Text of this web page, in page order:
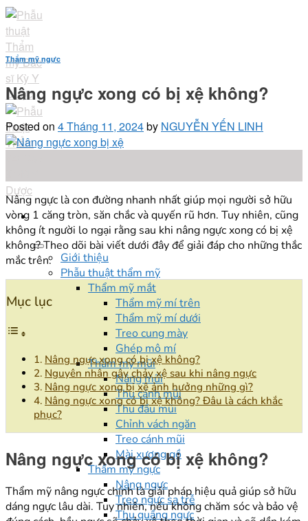
Skip
to
content
Giới thiệu
Phẫu thuật thẩm mỹ
Thẩm mỹ mắt
Thẩm mỹ mí trên
Thẩm mỹ mí dưới
Treo cung mày
Ghép mô mí
Thẩm mỹ mũi
Nâng mũi
Thu cánh mũi
Thu đầu mũi
Chỉnh vách ngăn
Treo cánh mũi
Mài xương gồ
Thẩm mỹ ngực
Nâng ngực
Treo ngực sa trễ
Thu quầng ngực
Thẩm mỹ ngực
Nâng ngực xong có bị xệ không?
Posted on 4 Tháng 11, 2024by NGUYỄN YẾN LINH
Nâng ngực là con đường nhanh nhất giúp mọi người sở hữu
vòng 1 căng tròn, săn chắc và quyến rũ hơn. Tuy nhiên, cũng
không ít người lo ngại rằng sau khi nâng ngực xong có bị xệ
không? Theo dõi bài viết dưới đây để giải đáp cho những thắc
mắc trên.
Mục lục
Nâng ngực xong có bị xệ không?
Nguyên nhân gây chảy xệ sau khi nâng ngực
Nâng ngực xong bị xệ ảnh hưởng những gì?
Nâng ngực xong có bị xệ không? Đâu là cách khắc
phục?
Nâng ngực xong có bị xệ không?
Thẩm mỹ nâng ngực chính là giải pháp hiệu quả giúp sở hữu
dáng ngực lâu dài. Tuy nhiên, nếu không chăm sóc và bảo vệ